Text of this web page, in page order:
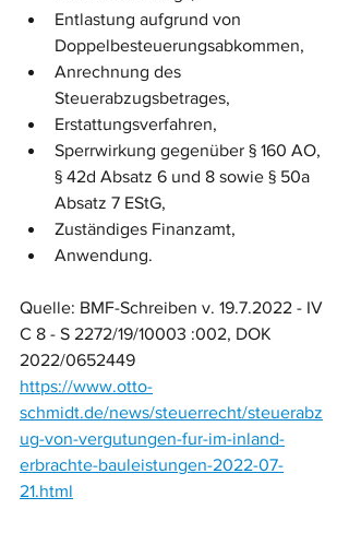
Entlastung aufgrund von
Doppelbesteuerungsabkommen,
Anrechnung des
Steuerabzugsbetrages,
Erstattungsverfahren,
Sperrwirkung gegenüber § 160 AO,
§ 42d Absatz 6 und 8 sowie § 50a
Absatz 7 EStG,
Zuständiges Finanzamt,
Anwendung.
Quelle: BMF-Schreiben v. 19.7.2022 - IV
C 8 - S 2272/19/10003 :002, DOK
2022/0652449
https://www.otto-
schmidt.de/news/steuerrecht/steuerabz
ug-von-vergutungen-fur-im-inland-
erbrachte-bauleistungen-2022-07-
21.html